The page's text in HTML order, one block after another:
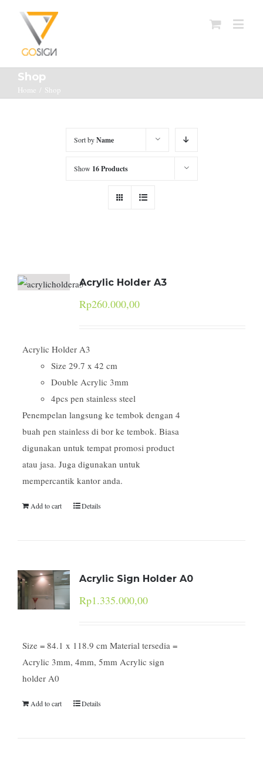
Shop
Home / Shop
Sort byName
Show 16 Products
Acrylic Holder A3
Rp260.000,00
Acrylic Holder A3
Size 29.7 x 42 cm
Double Acrylic 3mm
4pcs pen stainless steel
Penempelan langsung ke tembok dengan 4
buah pen stainless di bor ke tembok. Biasa
digunakan untuk tempat promosi product
atau jasa. Juga digunakan untuk
mempercantik kantor anda.
Add to cart Details
Acrylic Sign Holder A0
Rp1.335.000,00
Size = 84.1 x 118.9 cm Material tersedia =
Acrylic 3mm, 4mm, 5mm Acrylic sign
holder A0
Add to cart Details